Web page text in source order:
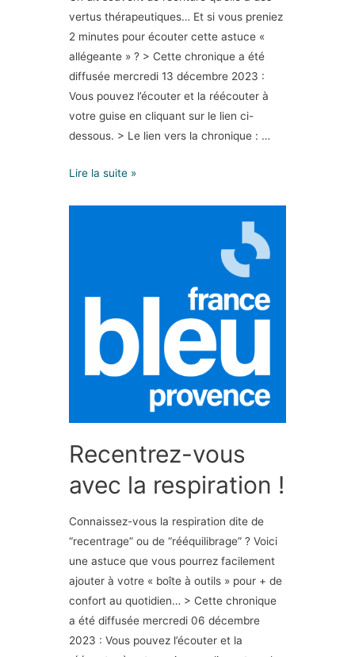
vertus thérapeutiques… Et si vous preniez
2 minutes pour écouter cette astuce «
allégeante » ? > Cette chronique a été
diffusée mercredi 13 décembre 2023 :
Vous pouvez l’écouter et la réécouter à
votre guise en cliquant sur le lien ci-
dessous. > Le lien vers la chronique : …
Lire la suite »
Recentrez-vous
avec la respiration !
Connaissez-vous la respiration dite de
“recentrage” ou de “rééquilibrage” ? Voici
une astuce que vous pourrez facilement
ajouter à votre « boîte à outils » pour + de
confort au quotidien… > Cette chronique
a été diffusée mercredi 06 décembre
2023 : Vous pouvez l’écouter et la